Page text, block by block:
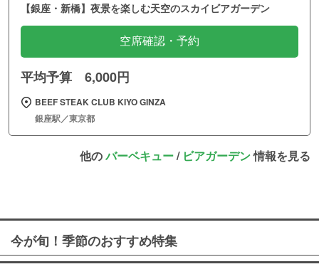
【銀座・新橋】夜景を楽しむ天空のスカイビアガーデン
空席確認・予約
平均予算 6,000円
BEEF STEAK CLUB KIYO GINZA
銀座駅／東京都
他のバーベキュー/ ビアガーデン情報を見る
今が旬！季節のおすすめ特集